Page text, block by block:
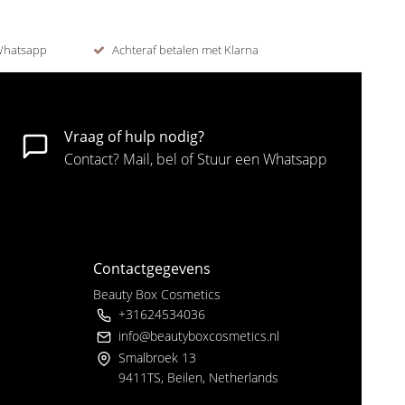
Achteraf betalen met Klarna
Vraag of hulp nodig?
Contact? Mail, bel of Stuur een Whatsapp
Contactgegevens
Beauty Box Cosmetics
+31624534036
info@beautyboxcosmetics.nl
Smalbroek 13
9411TS, Beilen, Netherlands